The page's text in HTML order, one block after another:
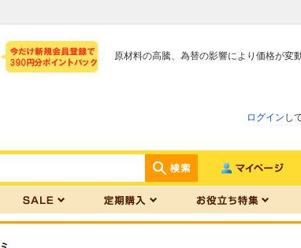
原材料の高騰、為替の影響により価格が変
ログイン し